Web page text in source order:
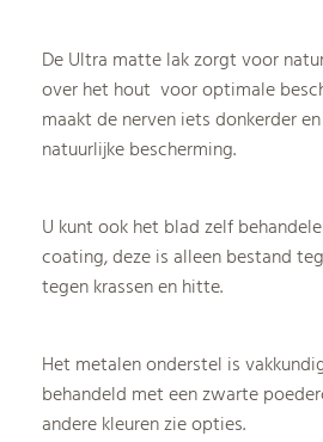
De Ultra matte lak zorgt voor
over het hout voor optimale
maakt de nerven iets donkerder
natuurlijke bescherming.
U kunt ook het blad zelf
coating, deze is alleen bestand
tegen krassen en hitte.
Het metalen onderstel is
behandeld met een zwarte
andere kleuren zie opties.